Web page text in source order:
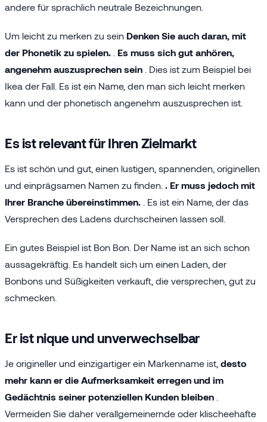
andere für sprachlich neutrale Bezeichnungen.
Um leicht zu merken zu sein Denken Sie auch daran, mit
der Phonetik zu spielen.
Es muss sich gut anhören,
angenehm auszusprechen sein
. Dies ist zum Beispiel bei
Ikea der Fall. Es ist ein Name, den man sich leicht merken
kann und der phonetisch angenehm auszusprechen ist.
Es ist relevant für Ihren Zielmarkt
Es ist schön und gut, einen lustigen, spannenden, originellen
und einprägsamen Namen zu finden. . Er muss jedoch mit
Ihrer Branche übereinstimmen.
. Es ist ein Name, der das
Versprechen des Ladens durchscheinen lassen soll.
Ein gutes Beispiel ist Bon Bon. Der Name ist an sich schon
aussagekräftig. Es handelt sich um einen Laden, der
Bonbons und Süßigkeiten verkauft, die versprechen, gut zu
schmecken.
Er ist nique und unverwechselbar
Je origineller und einzigartiger ein Markenname ist, desto
mehr kann er die Aufmerksamkeit erregen und im
Gedächtnis seiner potenziellen Kunden bleiben
Vermeiden Sie daher verallgemeinernde oder klischeehafte